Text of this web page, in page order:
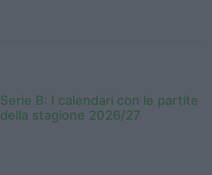
Serie B: I calendari con le partite
della stagione 2026/27